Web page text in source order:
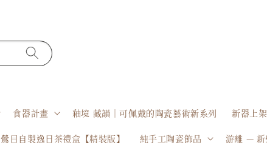
食器計畫 釉境 藏韻｜可佩戴的陶瓷藝術新系列 新器上架
鶯目自製逸日茶禮盒【精裝版】 純手工陶瓷飾品 游離 — 新